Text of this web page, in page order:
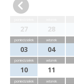
27 28
poniedziałek
03
wtorek
04
poniedziałek
10
wtorek
11
poniedziałek wtorek